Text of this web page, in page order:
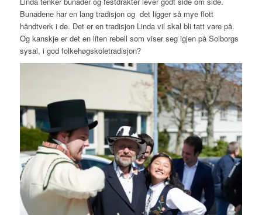
Bunadene har en lang tradisjon og det ligger så mye flott
håndtverk i de. Det er en tradisjon Linda vil skal bli tatt vare på.
Og kanskje er det en liten rebell som viser seg igjen på Solborgs
sysal, i god folkehøgskoletradisjon?